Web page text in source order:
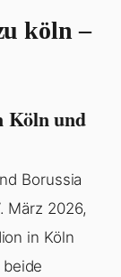
köln –
Köln und
Borussia
März 2026,
in Köln